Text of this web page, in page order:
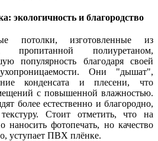
экологичность и благородство
потолки, изготовленные из
пропитанной полиуретаном,
популярность благодаря своей
Они "дышат",
конденсата и плесени, что
с повышенной влажностью.
более естественно и благородно,
Стоит отметить, что на
наносить фотопечать, но качество
уступает ПВХ плёнке.